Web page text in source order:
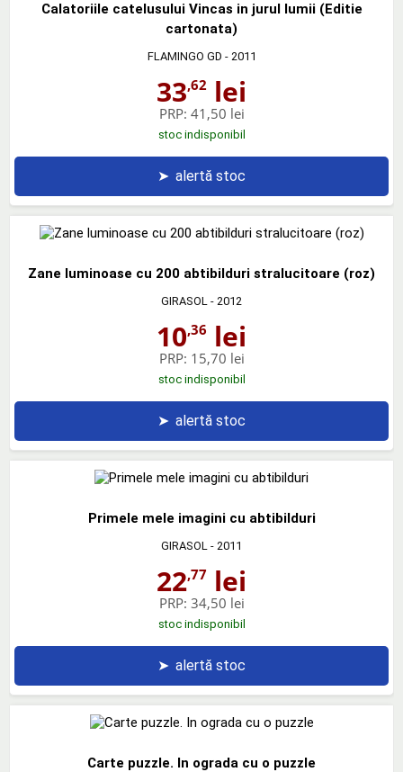
Calatoriile catelusului Vincas in jurul lumii (Editie
cartonata)
FLAMINGO GD - 2011
33,62 lei
PRP: 41,50 lei
stoc indisponibil
➤ alertă stoc
Zane luminoase cu 200 abtibilduri stralucitoare (roz)
GIRASOL - 2012
10,36 lei
PRP: 15,70 lei
stoc indisponibil
➤ alertă stoc
Primele mele imagini cu abtibilduri
GIRASOL - 2011
22,77 lei
PRP: 34,50 lei
stoc indisponibil
➤ alertă stoc
Carte puzzle. In ograda cu o puzzle